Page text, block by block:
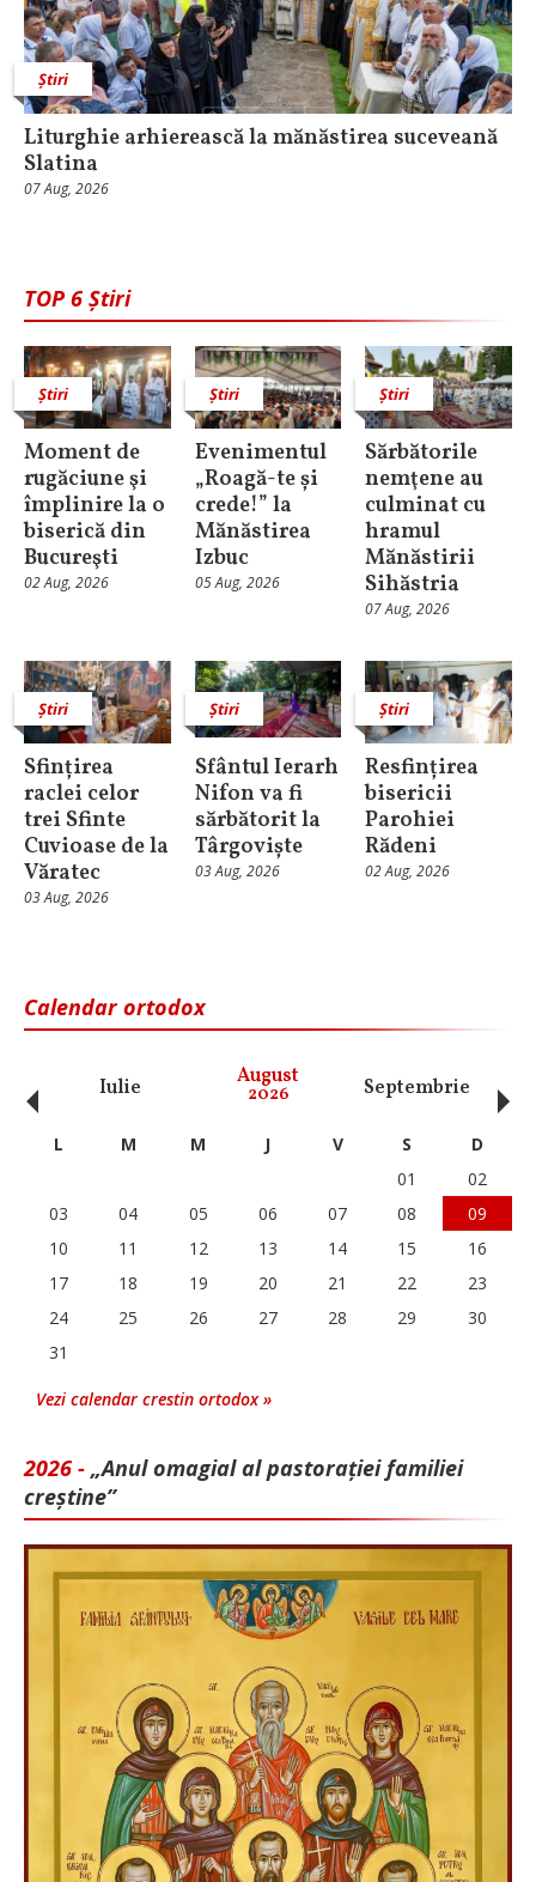
Știri
Liturghie arhierească la mănăstirea suceveană
Slatina
07 Aug, 2026
TOP 6 Știri
Știri
Moment de
rugăciune şi
împlinire la o
biserică din
Bucureşti
02 Aug, 2026
Știri
Evenimentul
„Roagă-te și
crede!” la
Mănăstirea
Izbuc
05 Aug, 2026
Știri
Sărbătorile
nemţene au
culminat cu
hramul
Mănăstirii
Sihăstria
07 Aug, 2026
Știri
Sfințirea
raclei celor
trei Sfinte
Cuvioase de la
Văratec
03 Aug, 2026
Știri
Sfântul Ierarh
Nifon va fi
sărbătorit la
Târgoviște
03 Aug, 2026
Știri
Resfințirea
bisericii
Parohiei
Rădeni
02 Aug, 2026
Calendar ortodox
Iulie August
2026 Septembrie
‹ L M M J V S
D
01
02
03
04 05 06 07 08
09
10
11 12 13 14 15
16
17
18 19 20 21 22
23
24
25 26 27 28 29
30
31
Vezi calendar crestin ortodox »
2026 - „Anul omagial al pastorației familiei
creștine”